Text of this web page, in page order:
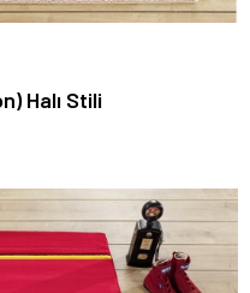
Halı Stili